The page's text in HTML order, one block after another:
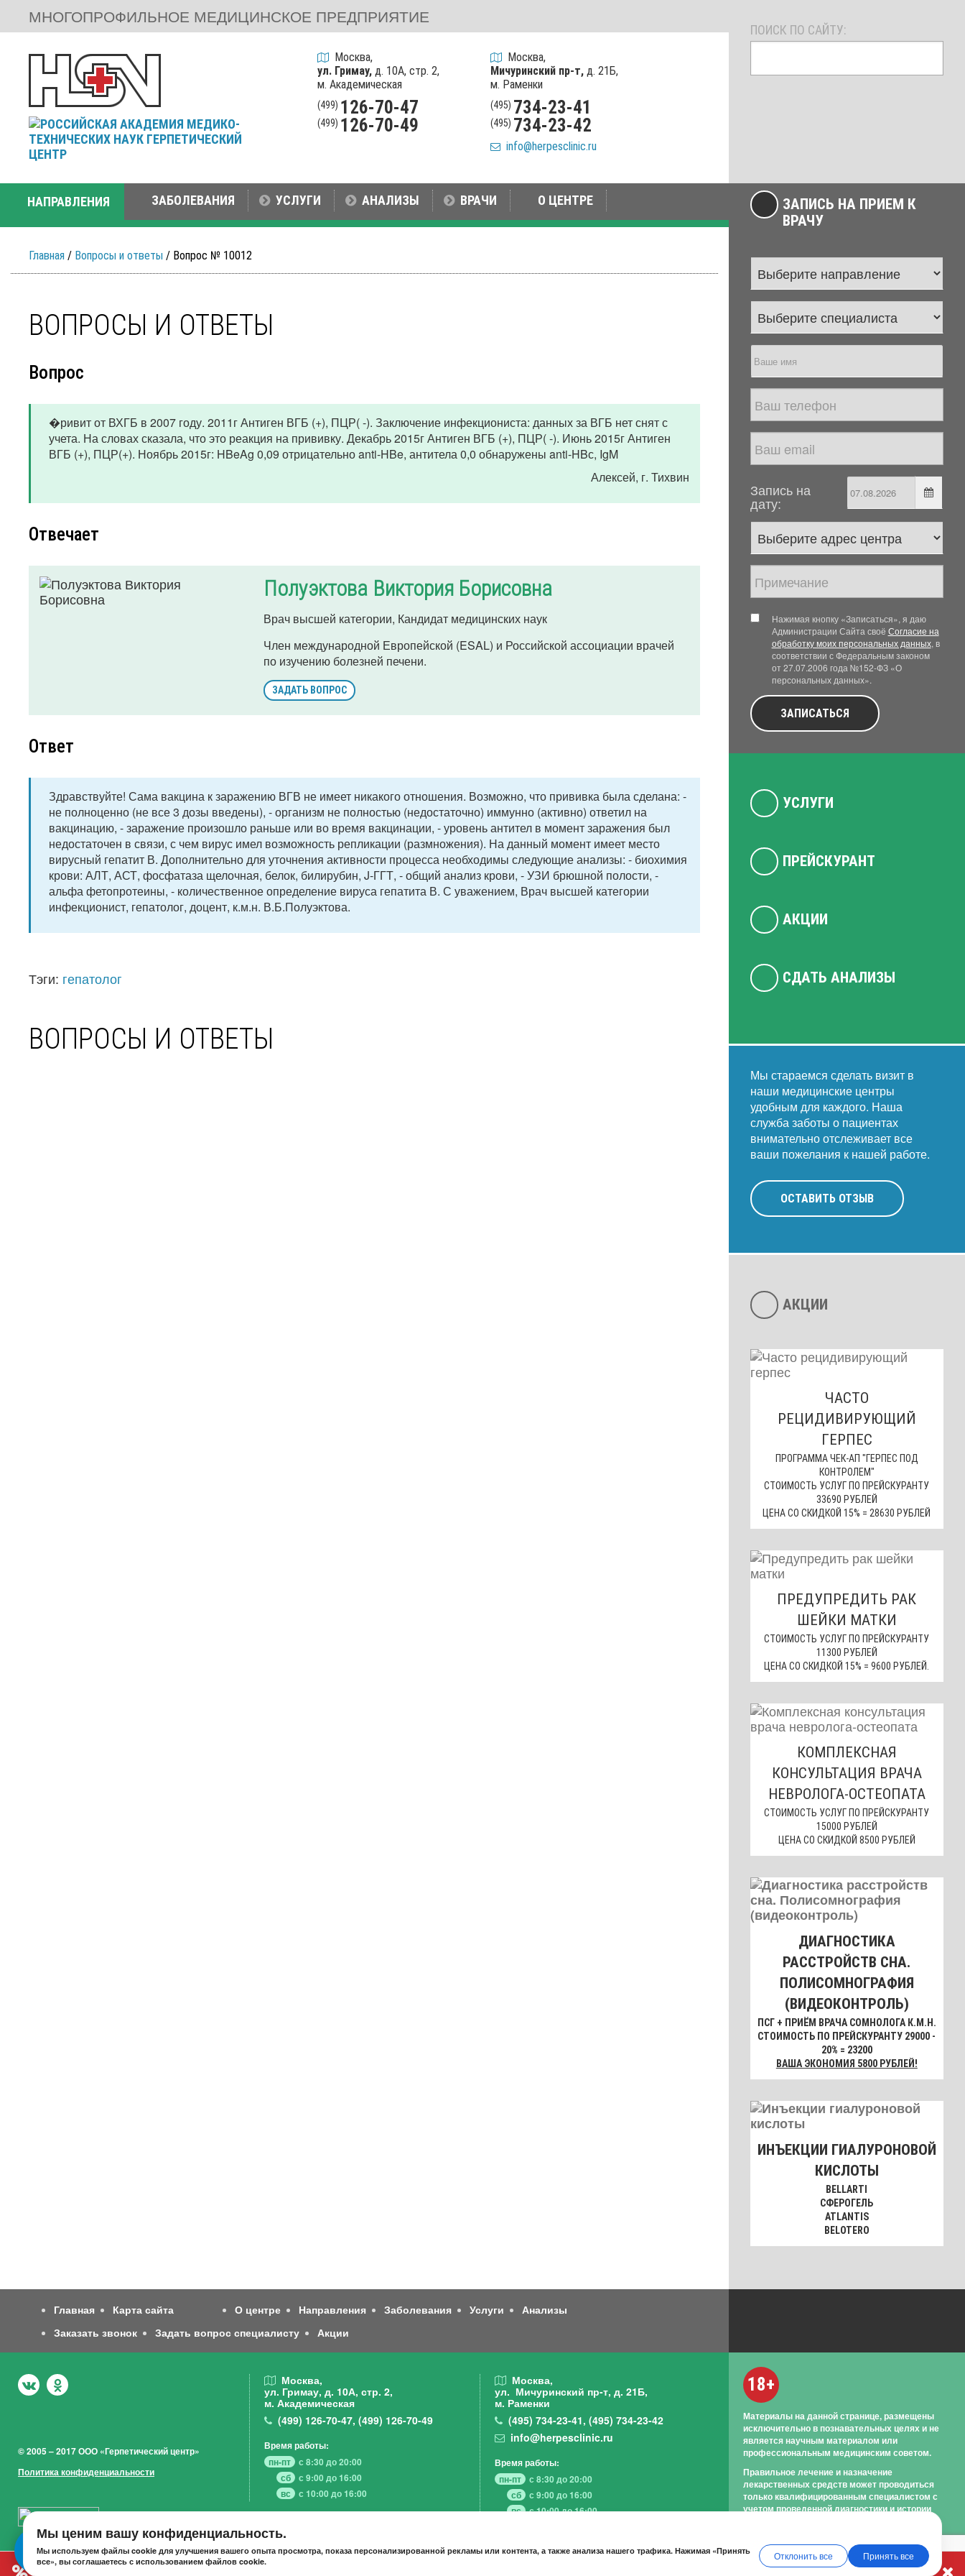
МНОГОПРОФИЛЬНОЕ МЕДИЦИНСКОЕ ПРЕДПРИЯТИЕ
Москва,
ул. Гримау,д. 10А, стр. 2,
м. Академическая
(499) 126-70-47
(499) 126-70-49
Москва,
Мичуринский пр-т, д. 21Б,
м. Раменки
(495) 734-23-41
(495) 734-23-42
info@herpesclinic.ru
ПОИСК ПО САЙТУ:
НАПРАВЛЕНИЯ ЗАБОЛЕВАНИЯ УСЛУГИ АНАЛИЗЫ ВРАЧИ О ЦЕНТРЕ
Главная / Вопросы и ответы / Вопрос № 10012
ВОПРОСЫ И ОТВЕТЫ
Вопрос
�ривит от ВХГБ в 2007 году. 2011г Антиген ВГБ (+), ПЦР( -). Заключение инфекциониста: данных за ВГБ нет снят с
учета. На словах сказала, что это реакция на прививку. Декабрь 2015г Антиген ВГБ (+), ПЦР( -). Июнь 2015г Антиген
ВГБ (+), ПЦР(+). Ноябрь 2015г: HBeAg 0,09 отрицательно anti-HBe, антитела 0,0 обнаружены anti-HBс, IgM
Алексей, г. Тихвин
Отвечает
Полуэктова Виктория Борисовна
Врач высшей категории, Кандидат медицинских наук
Член международной Европейской (ESAL) и Российской ассоциации врачей
по изучению болезней печени.
ЗАДАТЬ ВОПРОС
Ответ
Здравствуйте! Сама вакцина к заражению ВГВ не имеет никакого отношения. Возможно, что прививка была сделана: -
не полноценно (не все 3 дозы введены), - организм не полностью (недостаточно) иммунно (активно) ответил на
вакцинацию, - заражение произошло раньше или во время вакцинации, - уровень антител в момент заражения был
недостаточен в связи, с чем вирус имел возможность репликации (размножения). На данный момент имеет место
вирусный гепатит В. Дополнительно для уточнения активности процесса необходимы следующие анализы: - биохимия
крови: АЛТ, АСТ, фосфатаза щелочная, белок, билирубин, J-ГГТ, - общий анализ крови, - УЗИ брюшной полости, -
альфа фетопротеины, - количественное определение вируса гепатита В. С уважением, Врач высшей категории
инфекционист, гепатолог, доцент, к.м.н. В.Б.Полуэктова.
Тэги: гепатолог
ВОПРОСЫ И ОТВЕТЫ
ЗАПИСЬ НА ПРИЕМ К
ВРАЧУ
Запись на
дату:
Нажимая кнопку «Записаться», я даю
Администрации Сайта своё Согласие на
обработку моих персональных данных, в
соответствии с Федеральным законом
от 27.07.2006 года №152-ФЗ «О
персональных данных».
ЗАПИСАТЬСЯ
УСЛУГИ
ПРЕЙСКУРАНТ
АКЦИИ
СДАТЬ АНАЛИЗЫ
Мы стараемся сделать визит в
наши медицинские центры
удобным для каждого. Наша
служба заботы о пациентах
внимательно отслеживает все
ваши пожелания к нашей работе.
ОСТАВИТЬ ОТЗЫВ
АКЦИИ
ЧАСТО
РЕЦИДИВИРУЮЩИЙ
ГЕРПЕС
ПРОГРАММА ЧЕК-АП "ГЕРПЕС ПОД
КОНТРОЛЕМ"
СТОИМОСТЬ УСЛУГ ПО ПРЕЙСКУРАНТУ
33690 РУБЛЕЙ
ЦЕНА СО СКИДКОЙ 15% = 28630 РУБЛЕЙ
ПРЕДУПРЕДИТЬ РАК
ШЕЙКИ МАТКИ
СТОИМОСТЬ УСЛУГ ПО ПРЕЙСКУРАНТУ
11300 РУБЛЕЙ
ЦЕНА СО СКИДКОЙ 15% = 9600 РУБЛЕЙ.
КОМПЛЕКСНАЯ
КОНСУЛЬТАЦИЯ ВРАЧА
НЕВРОЛОГА-ОСТЕОПАТА
СТОИМОСТЬ УСЛУГ ПО ПРЕЙСКУРАНТУ
15000 РУБЛЕЙ
ЦЕНА СО СКИДКОЙ 8500 РУБЛЕЙ
ДИАГНОСТИКА
РАССТРОЙСТВ СНА.
ПОЛИСОМНОГРАФИЯ
(ВИДЕОКОНТРОЛЬ)
ПСГ + ПРИЁМ ВРАЧА СОМНОЛОГА К.М.Н.
СТОИМОСТЬ ПО ПРЕЙСКУРАНТУ 29000 -
20% = 23200
ВАША ЭКОНОМИЯ 5800 РУБЛЕЙ!
ИНЪЕКЦИИ ГИАЛУРОНОВОЙ
КИСЛОТЫ
BELLARTI
СФЕРОГЕЛЬ
ATLANTIS
BELOTERO
Главная Карта сайта О центре Направления Заболевания Услуги
Анализы
Заказать звонок
Задать вопрос специалисту Акции
© 2005 – 2017 ООО «Герпетический центр»
Политика конфиденциальности
Москва,
ул. Гримау, д. 10А, стр. 2,
м. Академическая
(499) 126-70-47, (499) 126-70-49
Время работы:
пн-пт
с 8:30 до 20:00
сб
с 9:00 до 16:00
вс
с 10:00 до 16:00
Москва,
ул. Мичуринский пр-т, д. 21Б,
м. Раменки
(495)734-23-41,(495)734-23-42
info@herpesclinic.ru
Время работы:
пн-пт
с 8:30 до 20:00
сб
с 9:00 до 16:00
вс
с 10:00 до 16:00
18+
Материалы на данной странице, размещены
исключительно в познавательных целях и не
является научным материалом или
профессиональным медицинским советом.
Правильное лечение и назначение
лекарственных средств может проводиться
только квалифицированным специалистом с
учетом проведенной диагностики и истории
Мы ценим вашу конфиденциальность.
Мы используем файлы cookie для улучшения вашего опыта просмотра, показа персонализированной рекламы или контента, а также анализа нашего трафика. Нажимая «Принять
все», вы соглашаетесь с использованием файлов cookie.
Отклонить все Принять все